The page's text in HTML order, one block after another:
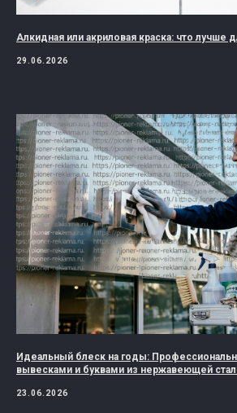
Алкидная или акриловая краска: что лучше
29.06.2026
Идеальный блеск на годы:
вывесками и буквами из нержавеющей
23.06.2026